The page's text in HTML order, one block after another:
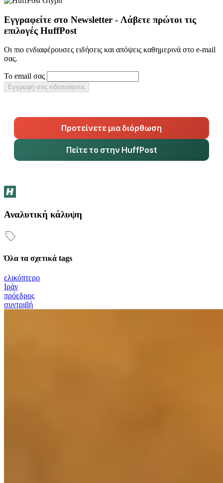
Εγγραφείτε στο Newsletter - Λάβετε πρώτοι τις
επιλογές HuffPost
Οι πιο ενδιαφέρουσες ειδήσεις και απόψεις καθημερινά στο e-mail
σας.
Το email σας
Εγγραφή στις ειδοποιήσεις
Προτείνετε μια διόρθωση
Πείτε το στην HuffPost
Αναλυτική κάλυψη
Όλα τα σχετικά tags
ελικόπτερo
Ιράν
πρόεδρος
συντριβή